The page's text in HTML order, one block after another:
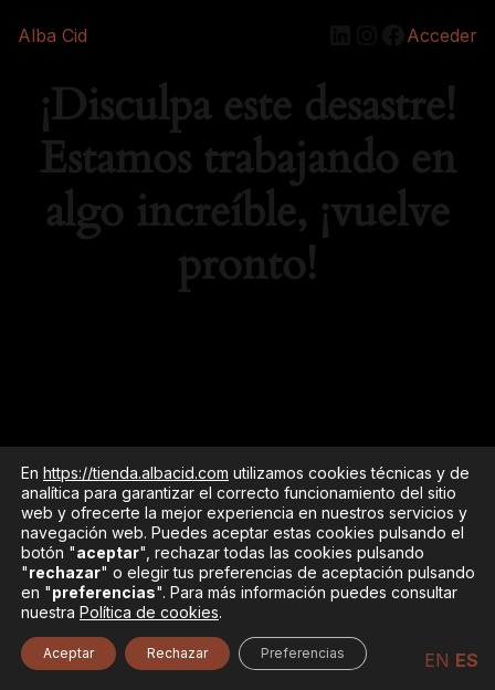
Alba Cid Acceder
¡Disculpa este desastre!
Estamos trabajando en
algo increíble, ¡vuelve
pronto!
EN ES
En https://tienda.albacid.com utilizamos cookies técnicas y de
analítica para garantizar el correcto funcionamiento del sitio
web y ofrecerte la mejor experiencia en nuestros servicios y
navegación web. Puedes aceptar estas cookies pulsando el
botón "aceptar", rechazar todas las cookies pulsando
"rechazar" o elegir tus preferencias de aceptación pulsando
en "preferencias". Para más información puedes consultar
nuestra Política de cookies.
Aceptar Rechazar Preferencias